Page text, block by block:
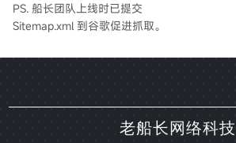
PS. 船长团队上线时已提交
Sitemap.xml 到谷歌促进抓取。
老船长网络科技